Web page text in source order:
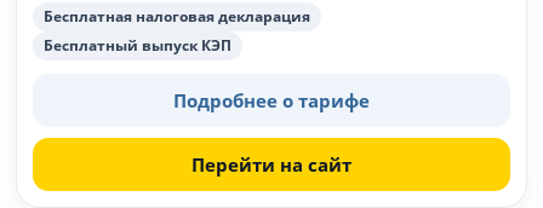
Бесплатная налоговая декларация
Бесплатный выпуск КЭП
Подробнее о тарифе
Перейти на сайт